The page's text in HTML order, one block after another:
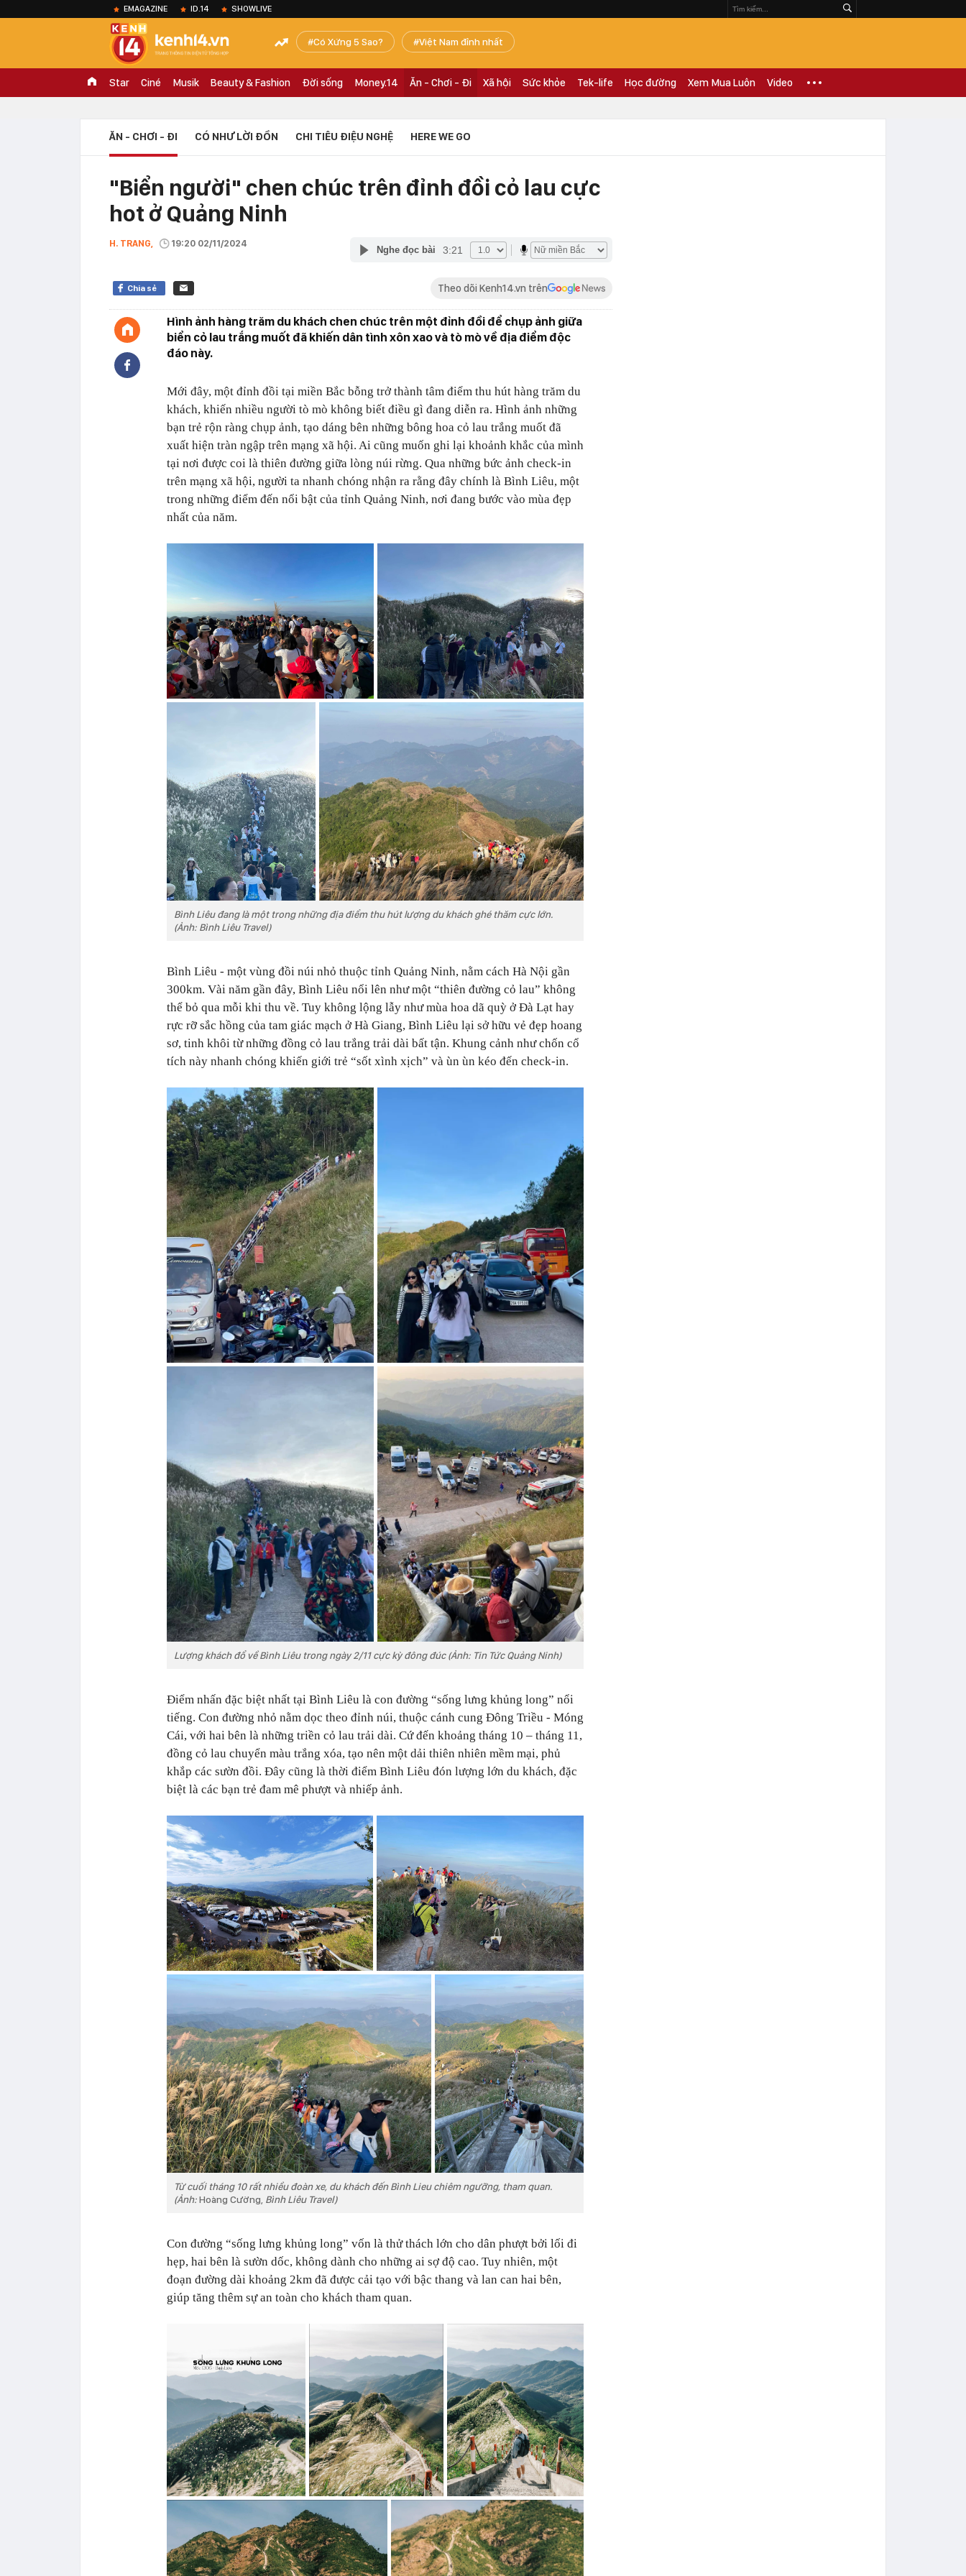
EMAGAZINE ID.14 SHOWLIVE
Có Xứng 5 Sao? Việt Nam đỉnh nhất
Star Ciné Musik Beauty & Fashion Đời sống Money.14 Ăn - Chơi - Đi Xã hội Sức khỏe Tek-life Học đường Xem Mua Luôn Video
ĂN - CHƠI - ĐI CÓ NHƯ LỜI ĐỒN CHI TIÊU ĐIỆU NGHỆ HERE WE GO
"Biển người" chen chúc trên đỉnh đồi cỏ lau cực
hot ở Quảng Ninh
H. TRANG, 19:20 02/11/2024
Nghe đọc bài 3:21
Chia sẻ Theo dõi Kenh14.vn trên
Hình ảnh hàng trăm du khách chen chúc trên một đỉnh đồi để chụp ảnh giữa
biển cỏ lau trắng muốt đã khiến dân tình xôn xao và tò mò về địa điểm độc
đáo này.
Mới đây, một đỉnh đồi tại miền Bắc bỗng trở thành tâm điểm thu hút hàng trăm du
khách, khiến nhiều người tò mò không biết điều gì đang diễn ra. Hình ảnh những
bạn trẻ rộn ràng chụp ảnh, tạo dáng bên những bông hoa cỏ lau trắng muốt đã
xuất hiện tràn ngập trên mạng xã hội. Ai cũng muốn ghi lại khoảnh khắc của mình
tại nơi được coi là thiên đường giữa lòng núi rừng. Qua những bức ảnh check-in
trên mạng xã hội, người ta nhanh chóng nhận ra rằng đây chính là Bình Liêu, một
trong những điểm đến nổi bật của tỉnh Quảng Ninh, nơi đang bước vào mùa đẹp
nhất của năm.
Bình Liêu đang là một trong những địa điểm thu hút lượng du khách ghé thăm cực lớn.
(Ảnh: Bình Liêu Travel)
Bình Liêu - một vùng đồi núi nhỏ thuộc tỉnh Quảng Ninh, nằm cách Hà Nội gần
300km. Vài năm gần đây, Bình Liêu nổi lên như một “thiên đường cỏ lau” không
thể bỏ qua mỗi khi thu về. Tuy không lộng lẫy như mùa hoa dã quỳ ở Đà Lạt hay
rực rỡ sắc hồng của tam giác mạch ở Hà Giang, Bình Liêu lại sở hữu vẻ đẹp hoang
sơ, tinh khôi từ những đồng cỏ lau trắng trải dài bất tận. Khung cảnh như chốn cổ
tích này nhanh chóng khiến giới trẻ “sốt xình xịch” và ùn ùn kéo đến check-in.
Lượng khách đổ về Bình Liêu trong ngày 2/11 cực kỳ đông đúc (Ảnh: Tin Tức Quảng Ninh)
Điểm nhấn đặc biệt nhất tại Bình Liêu là con đường “sống lưng khủng long” nổi
tiếng. Con đường nhỏ nằm dọc theo đỉnh núi, thuộc cánh cung Đông Triều - Móng
Cái, với hai bên là những triền cỏ lau trải dài. Cứ đến khoảng tháng 10 – tháng 11,
đồng cỏ lau chuyển màu trắng xóa, tạo nên một dải thiên nhiên mềm mại, phủ
khắp các sườn đồi. Đây cũng là thời điểm Bình Liêu đón lượng lớn du khách, đặc
biệt là các bạn trẻ đam mê phượt và nhiếp ảnh.
Từ cuối tháng 10 rất nhiều đoàn xe, du khách đến Bình Lieu chiêm ngưỡng, tham quan.
(Ảnh:Hoàng Cường, Bình Liêu Travel)
Con đường “sống lưng khủng long” vốn là thử thách lớn cho dân phượt bởi lối đi
hẹp, hai bên là sườn dốc, không dành cho những ai sợ độ cao. Tuy nhiên, một
đoạn đường dài khoảng 2km đã được cải tạo với bậc thang và lan can hai bên,
giúp tăng thêm sự an toàn cho khách tham quan.